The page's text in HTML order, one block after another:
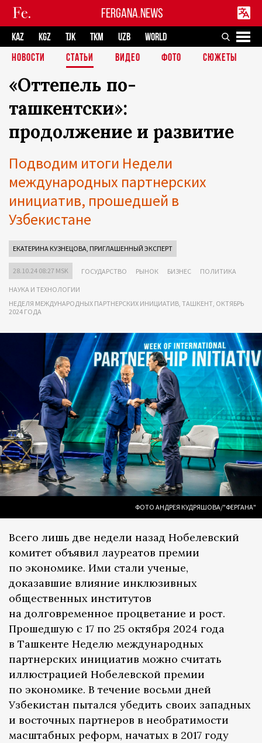
FERGANA.NEWS
KAZ KGZ TJK TKM UZB
WORLD
НОВОСТИ
СТАТЬИ ВИДЕО ФОТО СЮЖЕТЫ
«Оттепель по-
ташкентски»:
продолжение и развитие
Подводим итоги Недели
международных партнерских
инициатив, прошедшей в
Узбекистане
ЕКАТЕРИНА КУЗНЕЦОВА, ПРИГЛАШЕННЫЙ ЭКСПЕРТ
28.10.24 08:27 MSK ГОСУДАРСТВО РЫНОК БИЗНЕС ПОЛИТИКА
НАУКА И ТЕХНОЛОГИИ
НЕДЕЛЯ МЕЖДУНАРОДНЫХ ПАРТНЕРСКИХ ИНИЦИАТИВ, ТАШКЕНТ, ОКТЯБРЬ
2024 ГОДА
ФОТО АНДРЕЯ КУДРЯШОВА/"ФЕРГАНА"
Всего лишь две недели назад Нобелевский
комитет объявил лауреатов премии
по экономике. Ими стали ученые,
доказавшие влияние инклюзивных
общественных институтов
на долговременное процветание и рост.
Прошедшую с 17 по 25 октября 2024 года
в Ташкенте Неделю международных
партнерских инициатив можно считать
иллюстрацией Нобелевской премии
по экономике. В течение восьми дней
Узбекистан пытался убедить своих западных
и восточных партнеров в необратимости
масштабных реформ, начатых в 2017 году